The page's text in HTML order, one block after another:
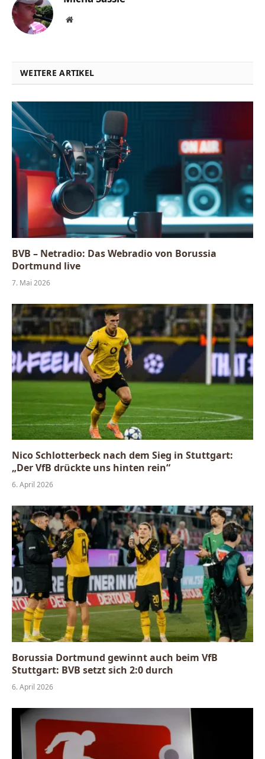
Website
WEITERE ARTIKEL
BVB – Netradio: Das Webradio von Borussia
Dortmund live
7. Mai 2026
Nico Schlotterbeck nach dem Sieg in Stuttgart:
„Der VfB drückte uns hinten rein“
6. April 2026
Borussia Dortmund gewinnt auch beim VfB
Stuttgart: BVB setzt sich 2:0 durch
6. April 2026